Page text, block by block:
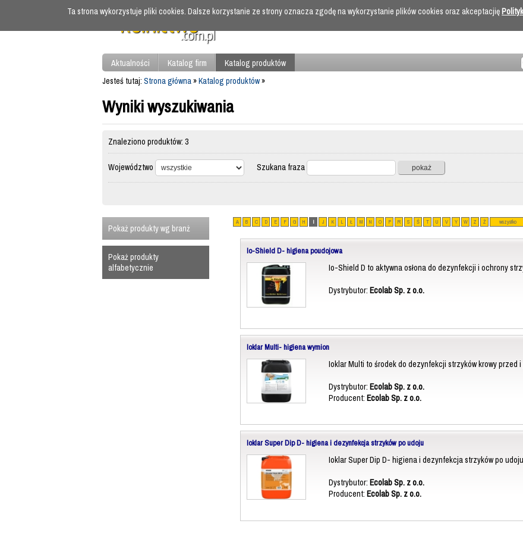
Aktualności Katalog firm
Katalog produktów
Jesteś tutaj: Strona główna»Katalog produktów»
Wyniki wyszukiwania
Znaleziono produktów: 3
Województwo Szukana fraza
Pokaż produkty wg branż
Pokaż produkty
alfabetycznie
A B C D E F G H I J K L Ł M N O P R S Ś T U V Y W Z Ż wszystko
Io-Shield D- higiena poudojowa
Io-Shield D to aktywna osłona do dezynfekcji i ochrony
Dystrybutor: Ecolab Sp. z o.o.
Ioklar Multi- higiena wymion
Ioklar Multi to środek do dezynfekcji strzyków krowy przed i
Dystrybutor: Ecolab Sp. z o.o.
Producent: Ecolab Sp. z o.o.
Ioklar Super Dip D- higiena i dezynfekcja strzyków po udoju
Ioklar Super Dip D- higiena i dezynfekcja strzyków po udoju
Dystrybutor: Ecolab Sp. z o.o.
Producent: Ecolab Sp. z o.o.
Ta strona wykorzystuje pliki cookies. Dalsze korzystanie ze strony oznacza zgodę na wykorzystanie plików cookies oraz akceptacjię